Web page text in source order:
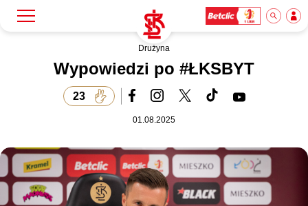
Bilety
Drużyna
Wypowiedzi po #ŁKSBYT
23
01.08.2025